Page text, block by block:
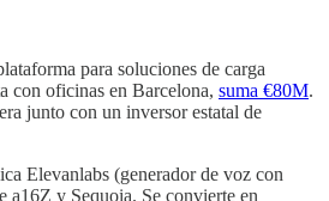
para soluciones de carga
con oficinas en Barcelona, suma €80M.
junto con un inversor estatal de
Elevanlabs (generador de voz con
a16Z y Sequoia. Se convierte en